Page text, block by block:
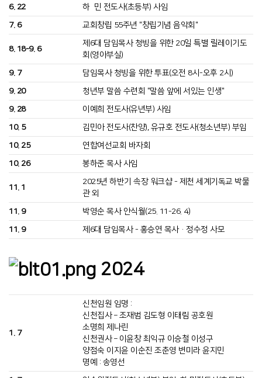
6. 22
하 민 전도사(초등부) 사임
7. 6
교회창립 55주년 "창립기념 음악회"
8. 18-9. 6
제6대 담임목사 청빙을 위한 20일 특별 릴레이기도
회(영아부실)
9. 7
담임목사 청빙을 위한 투표(오전 8시-오후 2시)
9. 20
청년부 말씀 수련회 "말씀 앞에 서있는 인생"
9. 28
이예희 전도사(유년부) 사임
10. 5
김민아 전도사(찬양), 유규호 전도사(청소년부) 부임
10. 25
연합여선교회 바자회
10. 26
봉하준 목사 사임
11. 1
2025년 하반기 속장 워크샵 - 제천 세계기독교 박물
관 외
11. 9
박영순 목사 안식월(25. 11-26. 4)
11. 9
제6대 담임목사 - 홍승연 목사·정수정 사모
2024
1. 7
신천임원 임명 :
신천집사 – 조재범 김도형 이태림 공호원
소명희 제나린
신천권사 – 이윤창 최익규 이승철 이성구
양점숙 이지윤 이순진 조춘영 변미라 윤지민
명예 : 송영선